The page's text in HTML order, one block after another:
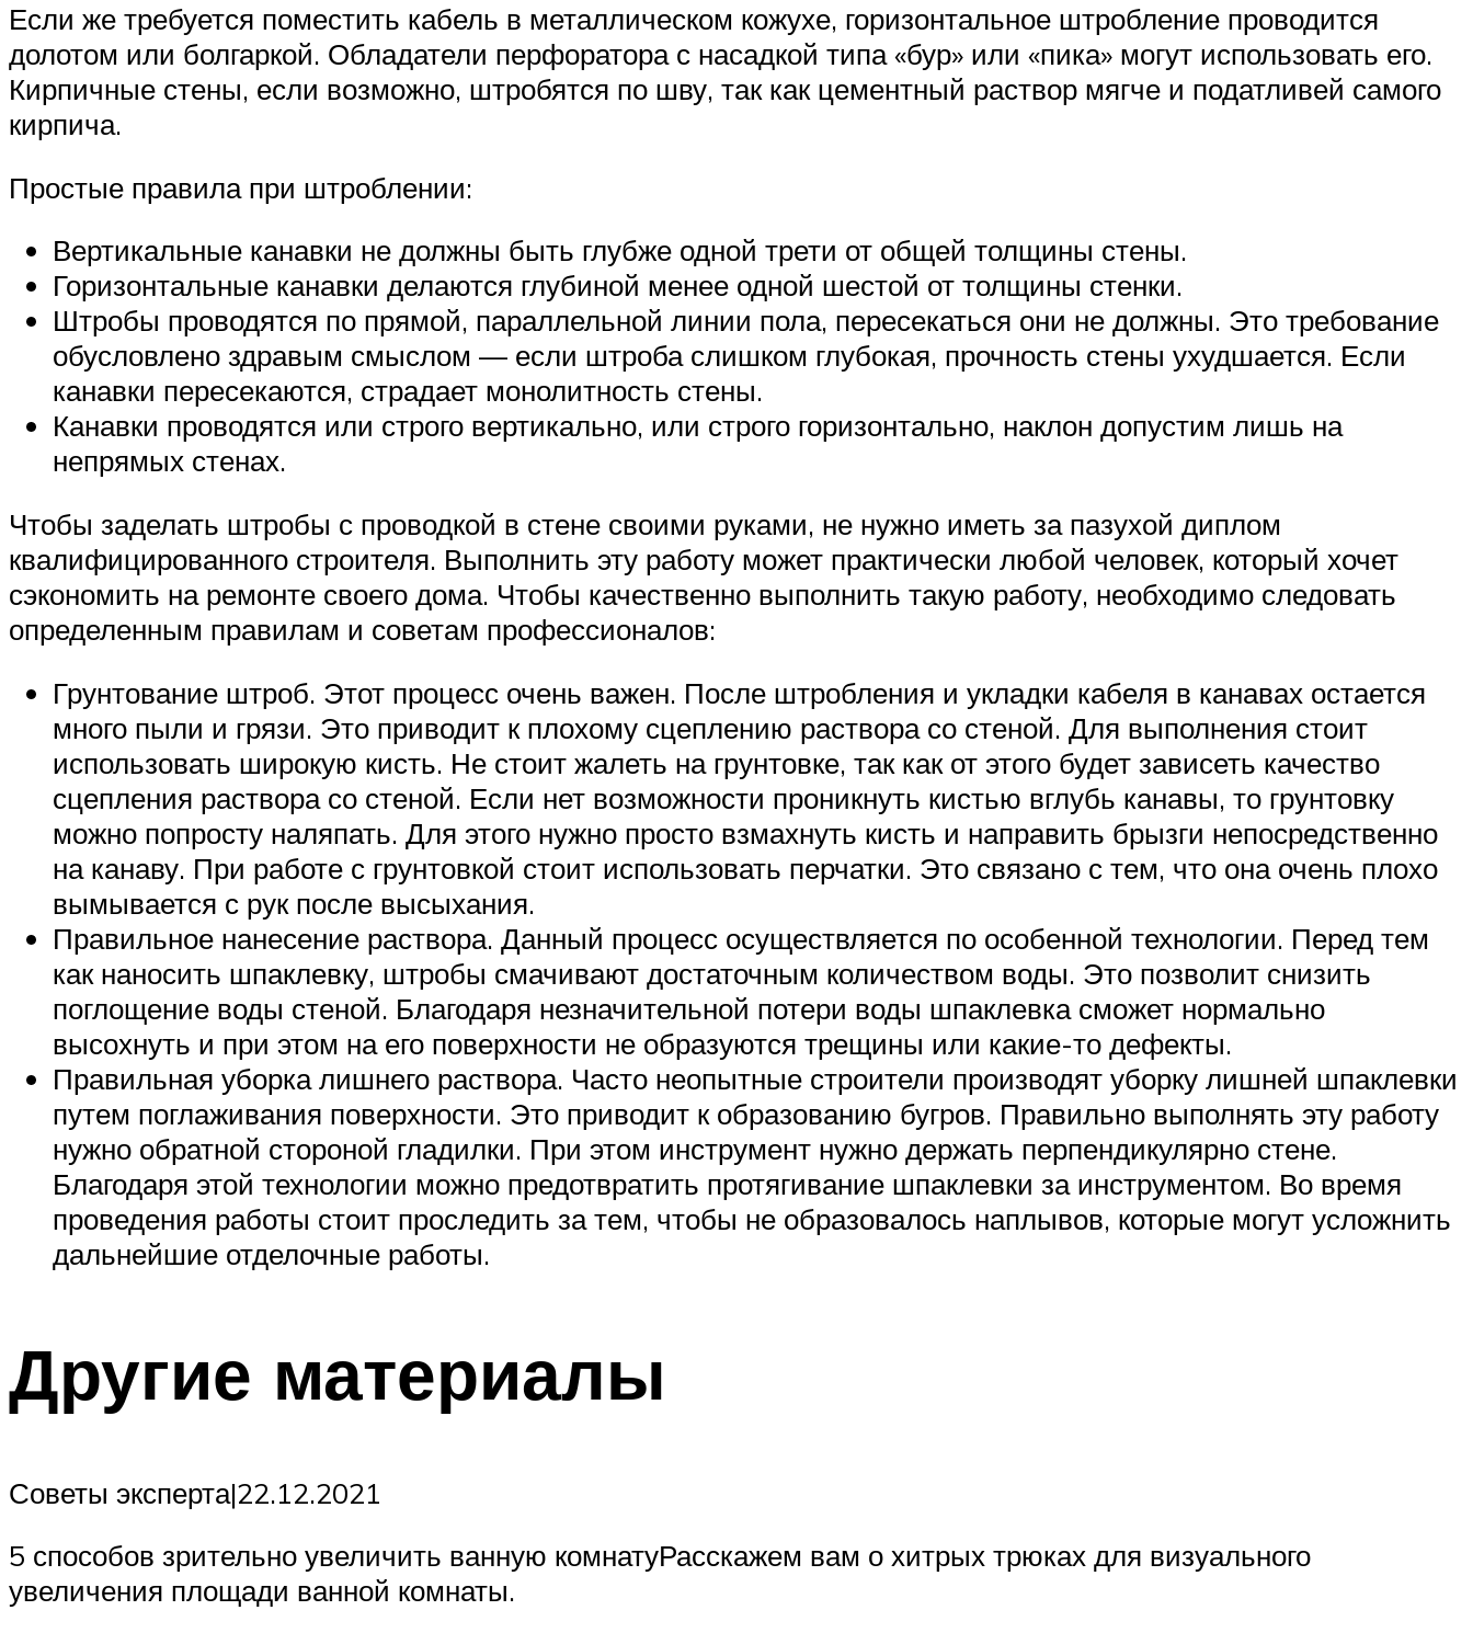
Если же требуется поместить кабель в металлическом кожухе, горизонтальное штробление проводится
долотом или болгаркой. Обладатели перфоратора с насадкой типа «бур» или «пика» могут использовать его.
Кирпичные стены, если возможно, штробятся по шву, так как цементный раствор мягче и податливей самого
кирпича.
Простые правила при штроблении:
Вертикальные канавки не должны быть глубже одной трети от общей толщины стены.
Горизонтальные канавки делаются глубиной менее одной шестой от толщины стенки.
Штробы проводятся по прямой, параллельной линии пола, пересекаться они не должны. Это требование
обусловлено здравым смыслом — если штроба слишком глубокая, прочность стены ухудшается. Если
канавки пересекаются, страдает монолитность стены.
Канавки проводятся или строго вертикально, или строго горизонтально, наклон допустим лишь на
непрямых стенах.
Чтобы заделать штробы с проводкой в стене своими руками, не нужно иметь за пазухой диплом
квалифицированного строителя. Выполнить эту работу может практически любой человек, который хочет
сэкономить на ремонте своего дома. Чтобы качественно выполнить такую работу, необходимо следовать
определенным правилам и советам профессионалов:
Грунтование штроб. Этот процесс очень важен. После штробления и укладки кабеля в канавах остается
много пыли и грязи. Это приводит к плохому сцеплению раствора со стеной. Для выполнения стоит
использовать широкую кисть. Не стоит жалеть на грунтовке, так как от этого будет зависеть качество
сцепления раствора со стеной. Если нет возможности проникнуть кистью вглубь канавы, то грунтовку
можно попросту наляпать. Для этого нужно просто взмахнуть кисть и направить брызги непосредственно
на канаву. При работе с грунтовкой стоит использовать перчатки. Это связано с тем, что она очень плохо
вымывается с рук после высыхания.
Правильное нанесение раствора. Данный процесс осуществляется по особенной технологии. Перед тем
как наносить шпаклевку, штробы смачивают достаточным количеством воды. Это позволит снизить
поглощение воды стеной. Благодаря незначительной потери воды шпаклевка сможет нормально
высохнуть и при этом на его поверхности не образуются трещины или какие-то дефекты.
Правильная уборка лишнего раствора. Часто неопытные строители производят уборку лишней шпаклевки
путем поглаживания поверхности. Это приводит к образованию бугров. Правильно выполнять эту работу
нужно обратной стороной гладилки. При этом инструмент нужно держать перпендикулярно стене.
Благодаря этой технологии можно предотвратить протягивание шпаклевки за инструментом. Во время
проведения работы стоит проследить за тем, чтобы не образовалось наплывов, которые могут усложнить
дальнейшие отделочные работы.
Другие материалы
Советы эксперта|22.12.2021
5 способов зрительно увеличить ванную комнатуРасскажем вам о хитрых трюках для визуального
увеличения площади ванной комнаты.